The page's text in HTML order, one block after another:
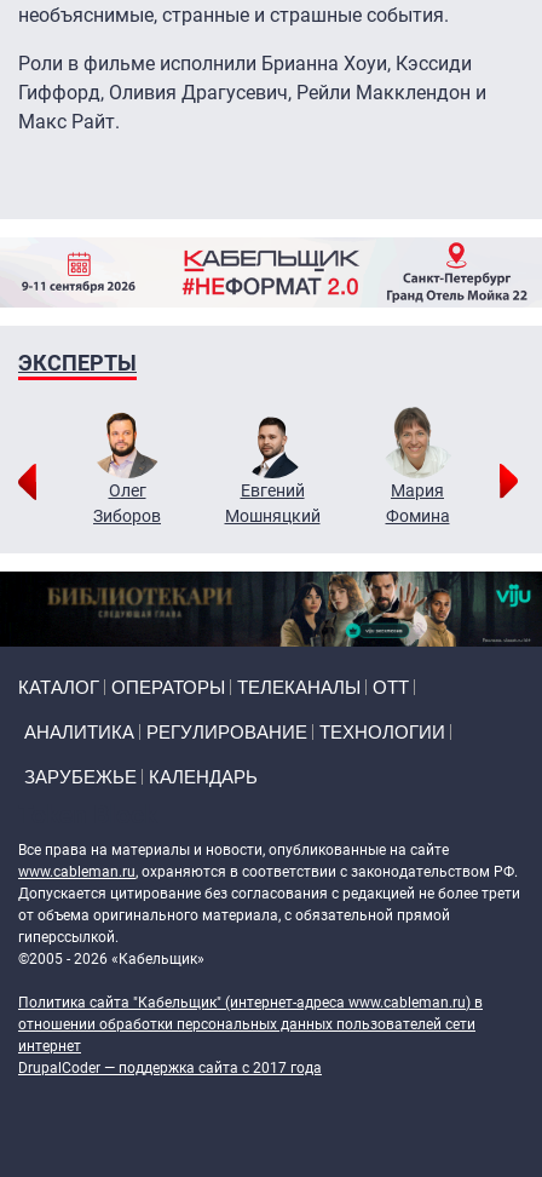
необъяснимые, странные и страшные события.
Роли в фильме исполнили Брианна Хоуи, Кэссиди
Гиффорд, Оливия Драгусевич, Рейли Макклендон и
Макс Райт.
ЭКСПЕРТЫ
Олег
Зиборов
Евгений
Мошняцкий
Мария
Фомина
КАТАЛОГ ОПЕРАТОРЫ ТЕЛЕКАНАЛЫ ОТТ
АНАЛИТИКА РЕГУЛИРОВАНИЕ ТЕХНОЛОГИИ
ЗАРУБЕЖЬЕ КАЛЕНДАРЬ
Все права на материалы и новости, опубликованные на сайте
www.cableman.ru, охраняются в соответствии с законодательством РФ.
Допускается цитирование без согласования с редакцией не более трети
от объема оригинального материала, с обязательной прямой
гиперссылкой.
©2005 - 2026 «Кабельщик»
Политика сайта "Кабельщик" (интернет-адреса www.cableman.ru) в
отношении обработки персональных данных пользователей сети
интернет
DrupalCoder — поддержка сайта c 2017 года